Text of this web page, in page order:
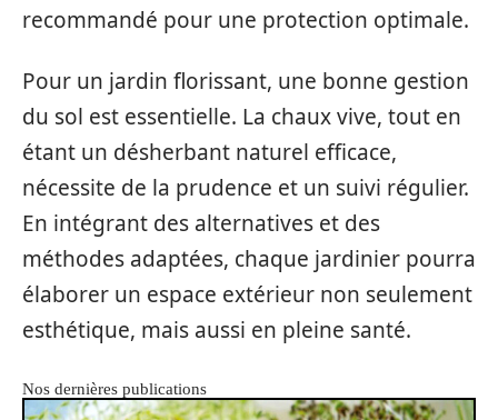
recommandé pour une protection optimale.
Pour un jardin florissant, une bonne gestion
du sol est essentielle. La chaux vive, tout en
étant un désherbant naturel efficace,
nécessite de la prudence et un suivi régulier.
En intégrant des alternatives et des
méthodes adaptées, chaque jardinier pourra
élaborer un espace extérieur non seulement
esthétique, mais aussi en pleine santé.
Nos dernières publications